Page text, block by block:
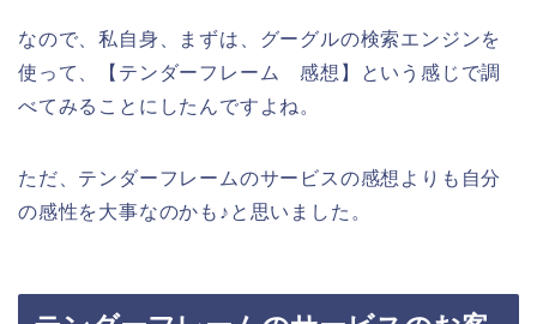
なので、私自身、まずは、グーグルの検索エンジンを
使って、【テンダーフレーム 感想】という感じで調
べてみることにしたんですよね。
ただ、テンダーフレームのサービスの感想よりも自分
の感性を大事なのかも♪と思いました。